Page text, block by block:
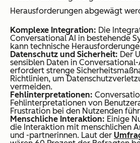
Herausforderungen abgewägt
Komplexe Integration: Die
Conversational AI in bestehende
kann technische
Datenschutz und Sicherheit: Der
sensiblen Daten in
erfordert strenge
Richtlinien, um
vermeiden.
Fehlinterpretationen:
Fehlinterpretationen von
Frustration bei den Nutzenden
Menschliche Interaktion: Einige
die Interaktion mit menschlichen
und -partnerinnen. Laut der